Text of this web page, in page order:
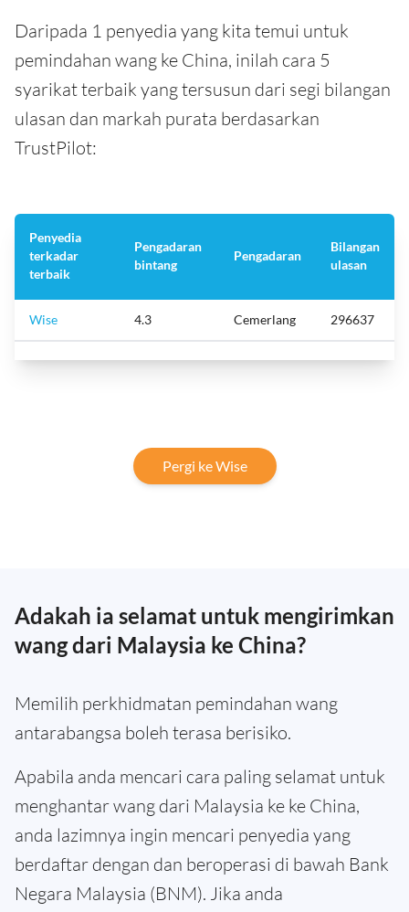
Daripada 1 penyedia yang kita temui untuk
pemindahan wang ke China, inilah cara 5
syarikat terbaik yang tersusun dari segi bilangan
ulasan dan markah purata berdasarkan
TrustPilot:
Penyedia
terkadar
terbaik
Pengadaran
bintang
Pengadaran
Bilangan
ulasan
Wise 4.3 Cemerlang 296637
Pergi ke Wise
Adakah ia selamat untuk mengirimkan
wang dari Malaysia ke China?
Memilih perkhidmatan pemindahan wang
antarabangsa boleh terasa berisiko.
Apabila anda mencari cara paling selamat untuk
menghantar wang dari Malaysia ke ke China,
anda lazimnya ingin mencari penyedia yang
berdaftar dengan dan beroperasi di bawah Bank
Negara Malaysia (BNM). Jika anda